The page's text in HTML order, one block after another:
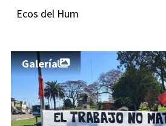
Ecos del Hum
Galería